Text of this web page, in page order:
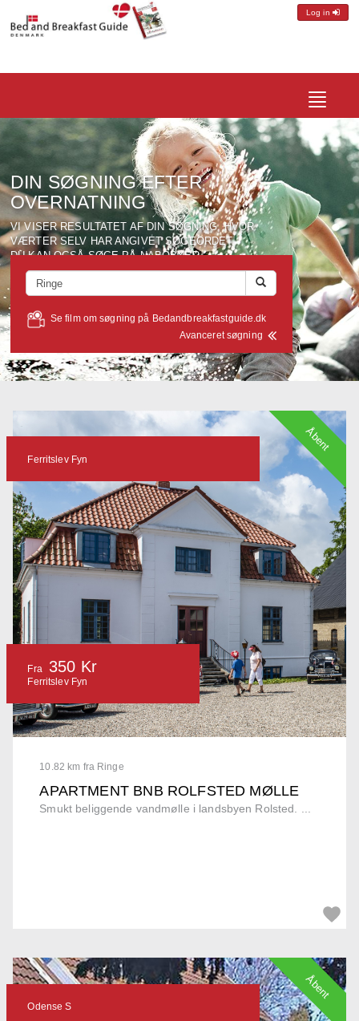
Log in
Toggle
DIN SØGNING EFTER
OVERNATNING
VI VISER RESULTATET AF DIN SØGNING, HVOR
VÆRTER SELV HAR ANGIVET SØGEORDET.
DU KAN OGSÅ SØGE PÅ NABOBYER,
SEVÆRDIGHEDER, VÆRTSNAVN ELLER ANDRE
SØGEORD VÆRTERNE MÅTTE HAVE ANGIVET FOR
DERES OMRÅDE.
Avanceret søgning
Se film om søgning på Bedandbreakfastguide.dk
10.82 km fra Ringe
APARTMENT BNB ROLFSTED MØLLE
Smukt beliggende vandmølle i landsbyen Rolsted. ...
Ferritslev Fyn
Fra 350 Kr
Ferritslev Fyn
Åbent
Odense S
Åbent